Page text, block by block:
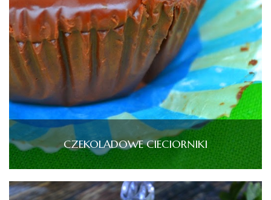
CZEKOLADOWE CIECIORNIKI